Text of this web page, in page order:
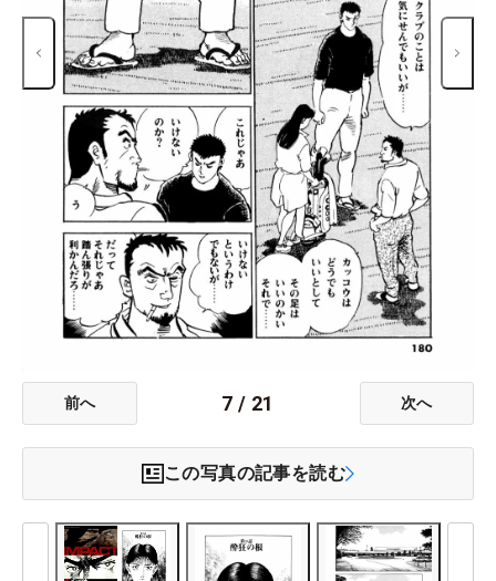
前へ 7 / 21 次へ
この写真の記事を読む